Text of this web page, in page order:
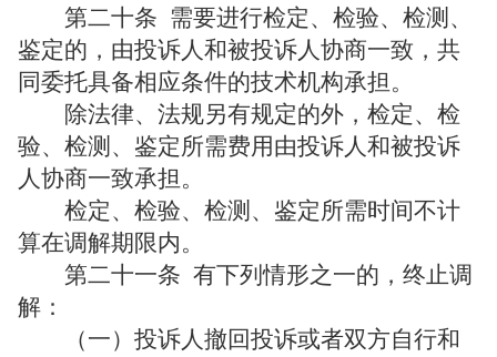
第二十条 需要进行检定、检验、检测、
鉴定的，由投诉人和被投诉人协商一致，共
同委托具备相应条件的技术机构承担。
除法律、法规另有规定的外，检定、检
验、检测、鉴定所需费用由投诉人和被投诉
人协商一致承担。
检定、检验、检测、鉴定所需时间不计
算在调解期限内。
第二十一条 有下列情形之一的，终止调
解：
（一）投诉人撤回投诉或者双方自行和